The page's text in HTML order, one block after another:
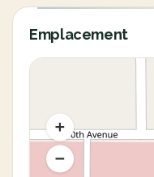
Emplacement